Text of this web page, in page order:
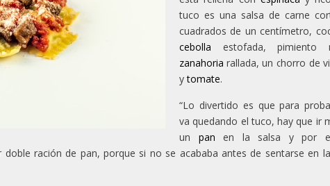
tuco es una salsa de carne
cuadrados de un centímetro,
cebolla estofada, pimiento
zanahoria rallada, un chorro de
ytomate.
“Lo divertido es que para
va quedando el tuco, hay que ir
un pan en la salsa y por
ración de pan, porque si no se acababa antes de sentarse en